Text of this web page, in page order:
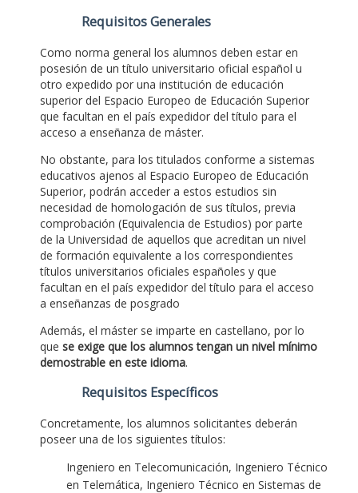
Requisitos Generales
Como norma general los alumnos deben estar en
posesión de un título universitario oficial español u
otro expedido por una institución de educación
superior del Espacio Europeo de Educación Superior
que facultan en el país expedidor del título para el
acceso a enseñanza de máster.
No obstante, para los titulados conforme a sistemas
educativos ajenos al Espacio Europeo de Educación
Superior, podrán acceder a estos estudios sin
necesidad de homologación de sus títulos, previa
comprobación (Equivalencia de Estudios) por parte
de la Universidad de aquellos que acreditan un nivel
de formación equivalente a los correspondientes
títulos universitarios oficiales españoles y que
facultan en el país expedidor del título para el acceso
a enseñanzas de posgrado
Además, el máster se imparte en castellano, por lo
que se exige que los alumnos tengan un nivel mínimo
demostrable en este idioma.
Requisitos Específicos
Concretamente, los alumnos solicitantes deberán
poseer una de los siguientes títulos:
Ingeniero en Telecomunicación, Ingeniero Técnico
en Telemática, Ingeniero Técnico en Sistemas de